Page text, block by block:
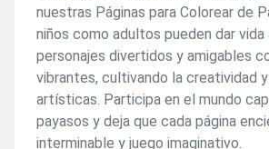
nuestras Páginas para Colorear de
niños como adultos pueden dar
personajes divertidos y amigables
vibrantes, cultivando la creatividad
artísticas. Participa en el mundo
payasos y deja que cada página
interminable y juego imaginativo.